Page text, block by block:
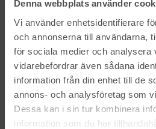
Denna webbplats använder
Vi använder enhetsidentifierare
och annonserna till användarna,
för sociala medier och analysera
vidarebefordrar även sådana
information från din enhet till de
annons- och analysföretag som
Dessa kan i sin tur kombinera
information som du har
Prenumerera på vårt nyhetsbrev